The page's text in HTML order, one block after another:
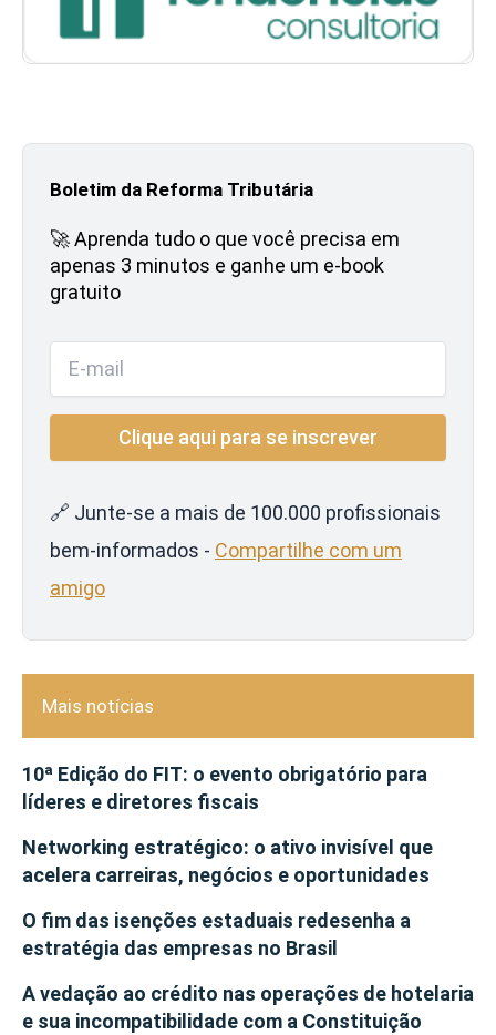
Boletim da Reforma Tributária
🚀 Aprenda tudo o que você precisa em
apenas 3 minutos e ganhe um e-book
gratuito
🔗 Junte-se a mais de 100.000 profissionais
bem-informados - Compartilhe com um
amigo
Mais notícias
10ª Edição do FIT: o evento obrigatório para
líderes e diretores fiscais
Networking estratégico: o ativo invisível que
acelera carreiras, negócios e oportunidades
O fim das isenções estaduais redesenha a
estratégia das empresas no Brasil
A vedação ao crédito nas operações de hotelaria
e sua incompatibilidade com a Constituição